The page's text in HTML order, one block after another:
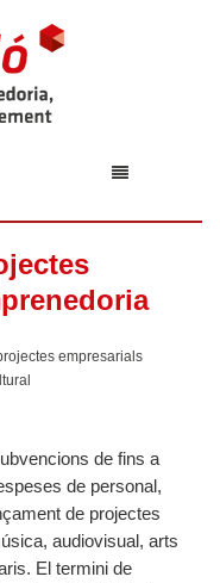
empresarials
de fins a
de personal,
de projectes
audiovisual, arts
El termini de